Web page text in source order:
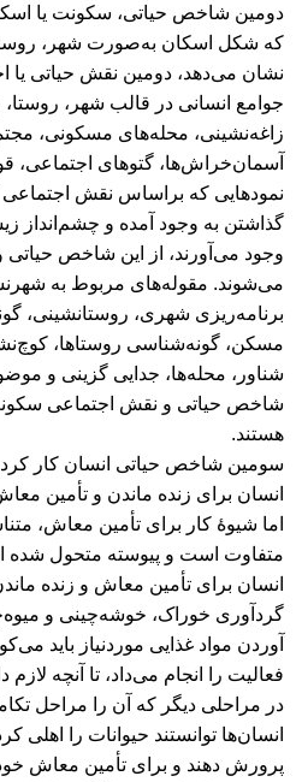
دومين شاخص حیاتی، سکونت یا
که شکل اسکان به‌صورت شهر، روستا
نشان می‌دهد، دومین نقش حیاتی يا
جوامع انسانی در قالب شهر، روستا،
زاغه‌نشینی، محله‌های مسکونی،
آسمان‌خراش‌ها، گتوهای اجتماعی،
نمودهایی که براساس نقش اجتماعی
گذاشتن به وجود آمده و چشم‌انداز
وجود می‌آورند، از این شاخص
می‌شوند. مقوله‌های مربوط به
برنامه‌ریزی شهری، روستانشینی،
مسکن، گونه‌شناسی روستاها،
شناور، محله‌ها، جدایی گزینی و
شاخص حیاتی و نقش اجتماعی
هستند.
سومین شاخص حیاتی انسان کار
انسان برای زنده ماندن و تأمین
اما شیوۀ کار برای تأمین معاش،
متفاوت است و پیوسته متحول شده
انسان برای تأمین معاش و زنده
گردآوری خوراک، خوشه‌چینی و
آوردن مواد غذایی موردنیاز باید
فعالیت را انجام می‌داد، تا آنچه
در مراحلی دیگر که آن را مراحل
انسان‌ها توانستند حیوانات را اهلی
پرورش دهند و برای تأمین معاش